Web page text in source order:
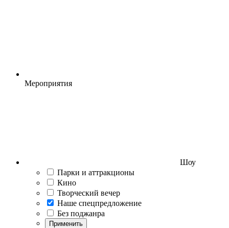
Мероприятия
Шоу
Парки и аттракционы
Кино
Творческий вечер
Наше спецпредложение
Без поджанра
Применить